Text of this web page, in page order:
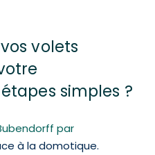
volets
simples ?
par
à la domotique.